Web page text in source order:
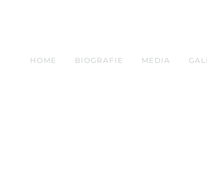
HOME BIOGRAFIE MEDIA